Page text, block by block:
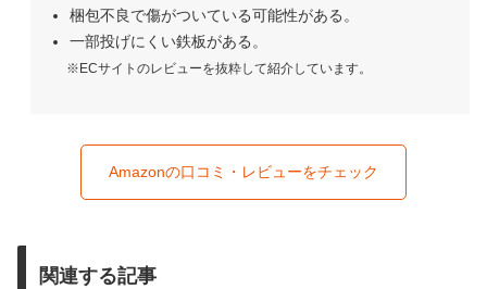
梱包不良で傷がついている可能性がある。
一部投げにくい鉄板がある。
※ECサイトのレビューを抜粋して紹介しています。
Amazonの口コミ・レビューをチェック
関連する記事